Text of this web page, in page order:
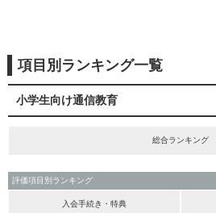
項目別ランキング一覧
小学生向け通信教育
総合ランキング
評価項目別ランキング
入会手続き・特典